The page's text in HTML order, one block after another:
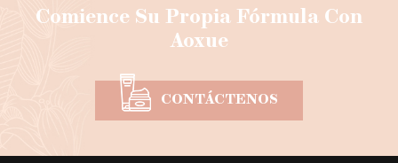
Comience Su Propia Fórmula Con
Aoxue
CONTÁCTENOS